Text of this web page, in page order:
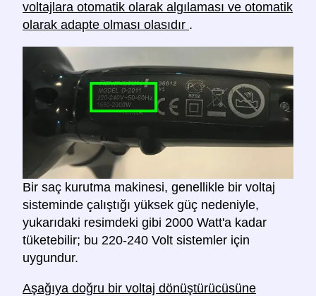
voltajlara otomatik olarak algılaması ve otomatik
olarak adapte olması olasıdır .
Bir saç kurutma makinesi, genellikle bir voltaj
sisteminde çalıştığı yüksek güç nedeniyle,
yukarıdaki resimdeki gibi 2000 Watt'a kadar
tüketebilir; bu 220-240 Volt sistemler için
uygundur.
Aşağıya doğru bir voltaj dönüştürücüsüne